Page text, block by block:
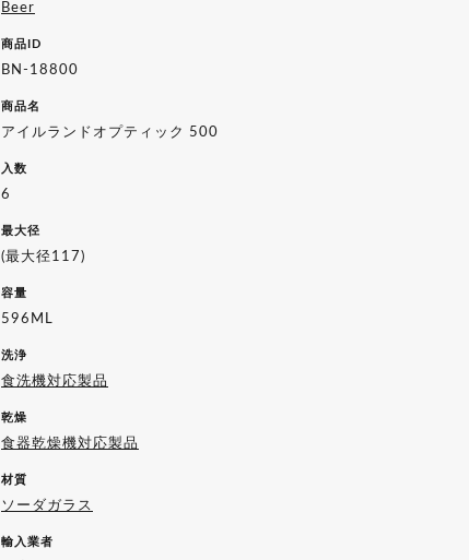
Beer
商品ID
BN-18800
商品名
アイルランドオプティック 500
入数
6
最大径
(最大径117)
容量
596ML
洗浄
食洗機対応製品
乾燥
食器乾燥機対応製品
材質
ソーダガラス
輸入業者